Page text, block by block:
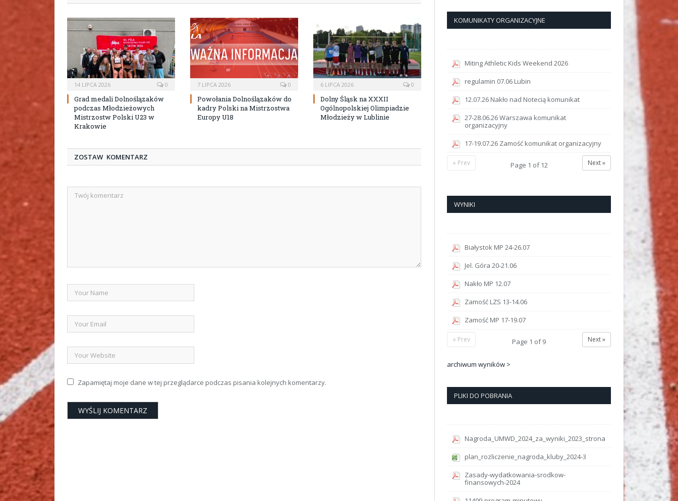
14 LIPCA 2026 0
Grad medali Dolnoślązaków
podczas Młodzieżowych
Mistrzostw Polski U23 w
Krakowie
7 LIPCA 2026 0
Powołania Dolnoślązaków do
kadry Polski na Mistrzostwa
Europy U18
6 LIPCA 2026 0
Dolny Śląsk na XXXII
Ogólnopolskiej Olimpiadzie
Młodzieży w Lublinie
ZOSTAW KOMENTARZ
Zapamiętaj moje dane w tej przeglądarce podczas pisania kolejnych komentarzy.
KOMUNIKATY ORGANIZACYJNE
Miting Athletic Kids Weekend 2026
regulamin 07.06 Lubin
12.07.26 Nakło nad Notecią komunikat
27-28.06.26 Warszawa komunikat
organizacyjny
17-19.07.26 Zamość komunikat organizacyjny
Next »
Page 1 of12
« Prev
WYNIKI
Białystok MP 24-26.07
Jel. Góra 20-21.06
Nakło MP 12.07
Zamość LZS 13-14.06
Zamość MP 17-19.07
Next »
Page 1 of9
« Prev
archiwum wyników >
PLIKI DO POBRANIA
Nagroda_UMWD_2024_za_wyniki_2023_strona
plan_rozliczenie_nagroda_kluby_2024-3
Zasady-wydatkowania-srodkow-
finansowych-2024